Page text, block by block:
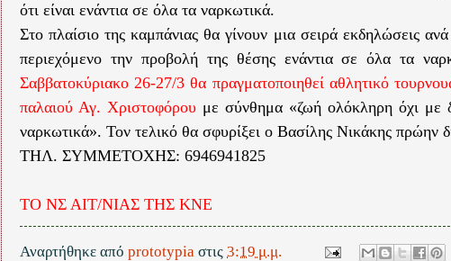
ότι είναι ενάντια σε όλα τα ναρκωτικά.
Στο πλαίσιο της καμπάνιας θα γίνουν μια σειρά εκδηλώσεις
περιεχόμενο την προβολή της θέσης ενάντια σε όλα τα
Σαββατοκύριακο 26-27/3 θα πραγματοποιηθεί αθλητικό
παλαιού Αγ. Χριστοφόρου με σύνθημα «ζωή ολόκληρη όχι με
ναρκωτικά». Τον τελικό θα σφυρίξει ο Βασίλης Νικάκης πρώην
TΗΛ. ΣΥΜΜΕΤΟΧΗΣ: 6946941825
ΤΟ ΝΣ ΑΙΤ/ΝΙΑΣ ΤΗΣ ΚΝΕ
Αναρτήθηκε από prototypia στις 3:19 μ.μ.